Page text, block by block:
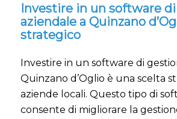
Investire in un software
aziendale a Quinzano
strategico
Investire in un software di
Quinzano d’Oglio è una scelta
aziende locali. Questo tipo di
consente di migliorare la